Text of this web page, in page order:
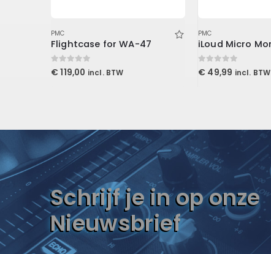
PMC
Flightcase for WA-47
0out of 5
€ 119,00 incl. BTW
PMC
0out of 5
€ 49,99 incl. BTW
Schrijf je in op onze
Nieuwsbrief